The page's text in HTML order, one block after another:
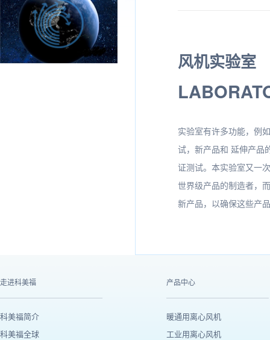
风机实验室
实验室有许多功能，例
试，新产品和 延伸产品
证测试。本实验室又一
世界级产品的制造者，
新产品，以确保这些产
走进科美福
科美福简介
科美福全球
产品中心
暖通用离心风机
工业用离心风机